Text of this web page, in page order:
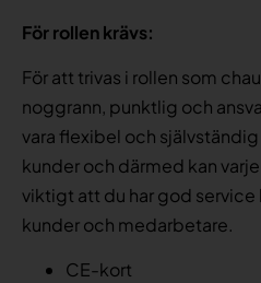
För rollen krävs:
För att trivas i rollen som
noggrann, punktlig och
vara flexibel och
kunder och därmed kan
viktigt att du har god service
kunder och medarbetare.
CE-kort